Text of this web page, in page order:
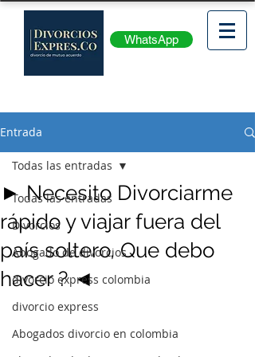
WhatsApp
Entrada
Todas las entradas
Divorcios
Abogado de divorcios
divorcio express colombia
divorcio express
Abogados divorcio en colombia
Todas las entradas
► Necesito Divorciarme
rápido y viajar fuera del
país soltero, Que debo
hacer ? ◄